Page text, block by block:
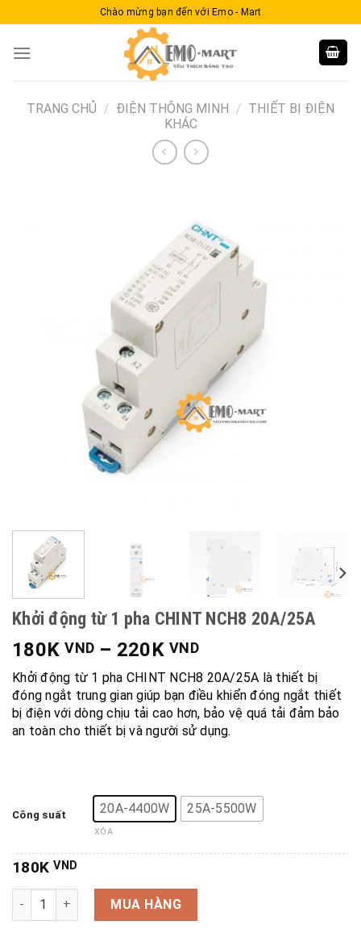
to
Chào mừng bạn đến với Emo - Mart
TRANG CHỦ / ĐIỆN THÔNG MINH / THIẾT BỊ ĐIỆN
KHÁC
Khởi động từ 1 pha CHINT NCH8 20A/25A
180KVND – 220K VND
Khởi động từ 1 pha CHINT NCH8 20A/25A là thiết bị
đóng ngắt trung gian giúp bạn điều khiển đóng ngắt thiết
bị điện với dòng chịu tải cao hơn, bảo vệ quá tải đảm bảo
an toàn cho thiết bị và người sử dụng.
Công suất 20A-4400W 25A-5500W
XÓA
180KVND
Khởi động từ 1 pha CHINT NCH8 20A/25A số lượng
MUA HÀNG